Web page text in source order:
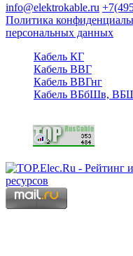
info@elektrokable.ru
Политика
персональных данных
Кабель КГ
Кабель ВВГ
Кабель ВВГнг
Кабель ВБбШв,